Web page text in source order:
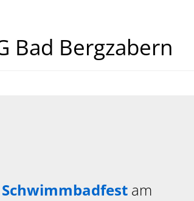
Bad Bergzabern
Schwimmbadfest am